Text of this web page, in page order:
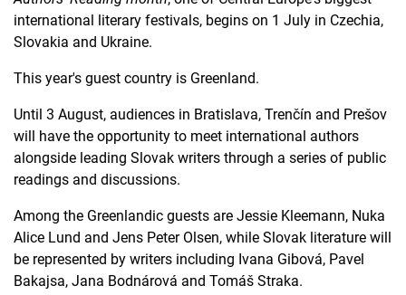
international literary festivals, begins on 1 July in Czechia,
Slovakia and Ukraine.
This year's guest country is Greenland.
Until 3 August, audiences in Bratislava, Trenčín and Prešov
will have the opportunity to meet international authors
alongside leading Slovak writers through a series of public
readings and discussions.
Among the Greenlandic guests are Jessie Kleemann, Nuka
Alice Lund and Jens Peter Olsen, while Slovak literature will
be represented by writers including Ivana Gibová, Pavel
Bakajsa, Jana Bodnárová and Tomáš Straka.